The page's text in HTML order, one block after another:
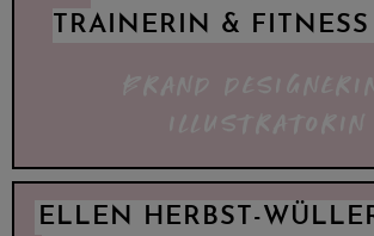
TRAINERIN & FITNESS
ELLEN HERBST-